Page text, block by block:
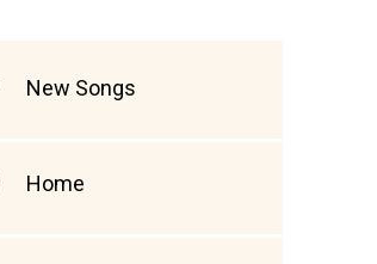
New Songs
Home